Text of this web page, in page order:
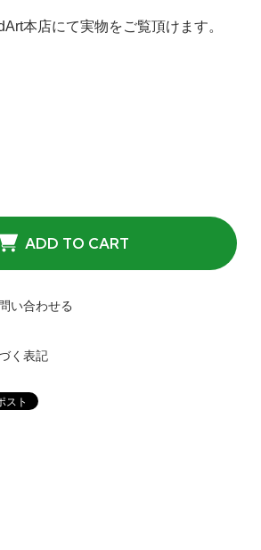
本店にて実物をご覧頂けます。
ADD TO CART
い合わせる
く表記